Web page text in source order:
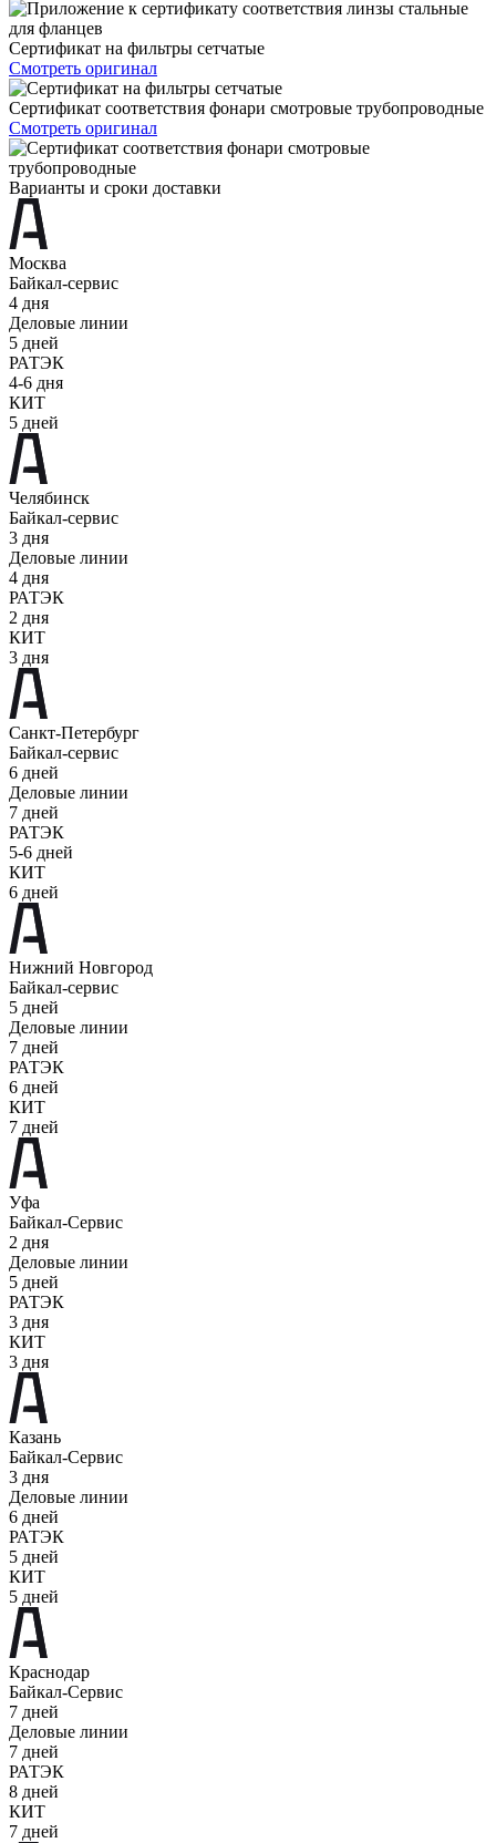
Сертификат на фильтры сетчатые
Смотреть оригинал
Сертификат соответствия фонари смотровые трубопроводные
Смотреть оригинал
Варианты и сроки доставки
Москва
Байкал-сервис
4 дня
Деловые линии
5 дней
РАТЭК
4-6 дня
КИТ
5 дней
Челябинск
Байкал-сервис
3 дня
Деловые линии
4 дня
РАТЭК
2 дня
КИТ
3 дня
Санкт-Петербург
Байкал-сервис
6 дней
Деловые линии
7 дней
РАТЭК
5-6 дней
КИТ
6 дней
Нижний Новгород
Байкал-сервис
5 дней
Деловые линии
7 дней
РАТЭК
6 дней
КИТ
7 дней
Уфа
Байкал-Сервис
2 дня
Деловые линии
5 дней
РАТЭК
3 дня
КИТ
3 дня
Казань
Байкал-Сервис
3 дня
Деловые линии
6 дней
РАТЭК
5 дней
КИТ
5 дней
Краснодар
Байкал-Сервис
7 дней
Деловые линии
7 дней
РАТЭК
8 дней
КИТ
7 дней